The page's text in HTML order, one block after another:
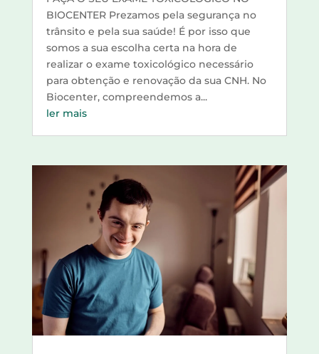
BIOCENTER Prezamos pela segurança no
trânsito e pela sua saúde! É por isso que
somos a sua escolha certa na hora de
realizar o exame toxicológico necessário
para obtenção e renovação da sua CNH. No
Biocenter, compreendemos a...
ler mais